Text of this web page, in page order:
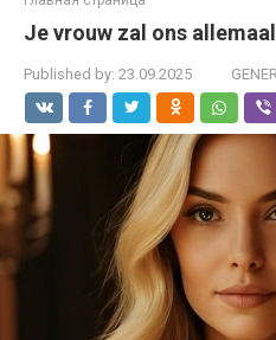
Je vrouw zal ons
Published by: 23.09.2025